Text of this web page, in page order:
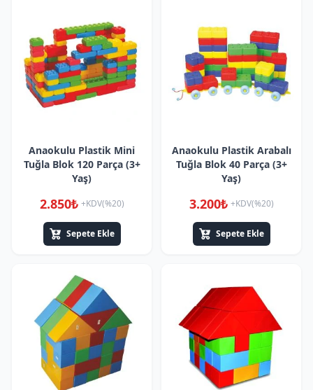
Anaokulu Plastik Mini
Tuğla Blok 120 Parça (3+
Yaş)
2.850₺ +KDV(%20)
Sepete Ekle
Anaokulu Plastik Arabalı
Tuğla Blok 40 Parça (3+
Yaş)
3.200₺ +KDV(%20)
Sepete Ekle